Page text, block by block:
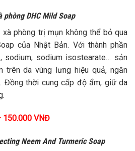
phòng DHC Mild Soap
phòng trị mụn không thể bỏ qua
của Nhật Bản. Với thành phần
sodium, sodium isostearate… sản
trên da vùng lưng hiệu quả, ngăn
Đồng thời cung cấp độ ẩm, giữ da
150.000 VNĐ
Neem And Turmeric Soap